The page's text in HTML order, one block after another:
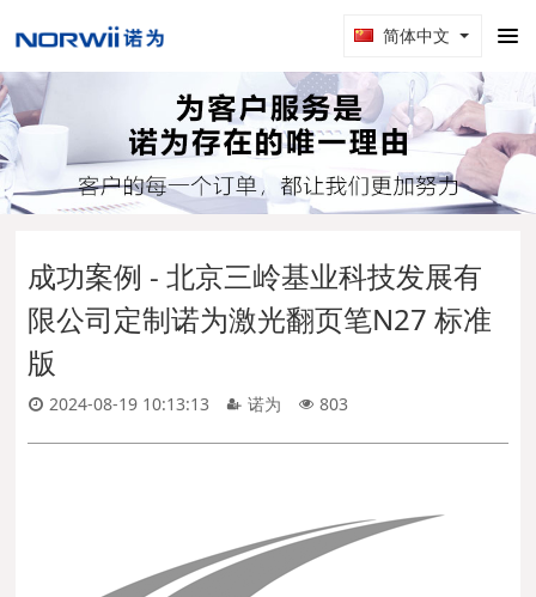
简体中文
成功案例 - 北京三岭基业科技发展有
限公司定制诺为激光翻页笔N27 标准
版
2024-08-19 10:13:13 诺为 803